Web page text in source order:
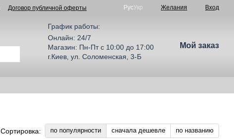
Договор публичной оферты РусУкр Желания Вход
График работы:
Онлайн: 24/7
Магазин: Пн-Пт с 10:00 до 17:00
г.Киев, ул. Соломенская, 3-Б
Мой заказ
Сортировка: по популярности сначала дешевле по названию